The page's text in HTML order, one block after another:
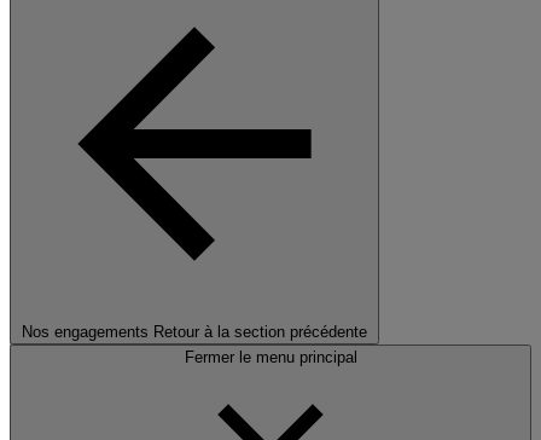
Nos engagements Retour à la section précédente
Fermer le menu principal